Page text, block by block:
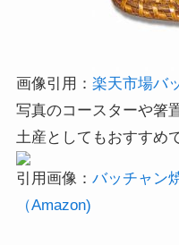
画像引用： 楽天市場バ
写真のコースターや箸
土産としてもおすすめ
引用画像： バッチャン
（Amazon)